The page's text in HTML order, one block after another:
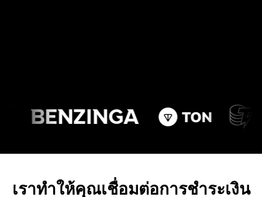
เราทำให้คุณเชื่อมต่อการชำระเงิน